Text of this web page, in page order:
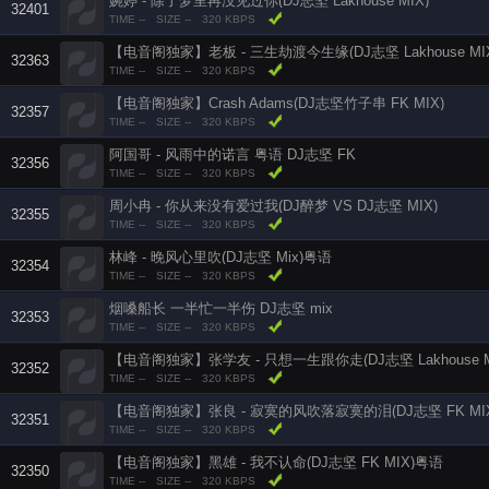
32401
TIME -- SIZE -- 320 KBPS
32363
【电音阁独家】老板 - 三生劫渡今生缘(DJ志坚 Lakhouse
TIME -- SIZE -- 320 KBPS
32357
【电音阁独家】Crash Adams(DJ志坚竹子串 FK MIX)
TIME -- SIZE -- 320 KBPS
32356
阿国哥 - 风雨中的诺言 粤语 DJ志坚 FK
TIME -- SIZE -- 320 KBPS
32355
周小冉 - 你从来没有爱过我(DJ醉梦 VS DJ志坚 MIX)
TIME -- SIZE -- 320 KBPS
32354
林峰 - 晚风心里吹(DJ志坚 Mix)粤语
TIME -- SIZE -- 320 KBPS
32353
烟嗓船长 一半忙一半伤 DJ志坚 mix
TIME -- SIZE -- 320 KBPS
32352
【电音阁独家】张学友 - 只想一生跟你走(DJ志坚 Lakhouse
TIME -- SIZE -- 320 KBPS
32351
【电音阁独家】张良 - 寂寞的风吹落寂寞的泪(DJ志坚 FK
TIME -- SIZE -- 320 KBPS
32350
【电音阁独家】黑雄 - 我不认命(DJ志坚 FK MIX)粤语
TIME -- SIZE -- 320 KBPS